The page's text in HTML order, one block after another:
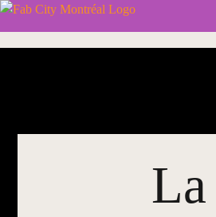
Skip
content
La